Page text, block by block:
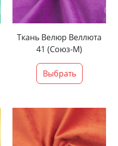
Ткань Велюр Веллюта
41 (Союз-М)
Выбрать